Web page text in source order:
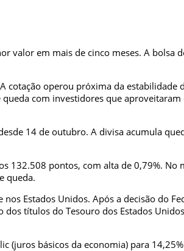
valor em mais de cinco meses. A bolsa
cotação operou próxima da estabilidade
com investidores que
14 de outubro. A divisa acumula
132.508 pontos, com alta de 0,79%.
queda.
Estados Unidos. Após a decisão do
títulos do Tesouro dos Estados
(juros básicos da economia) para